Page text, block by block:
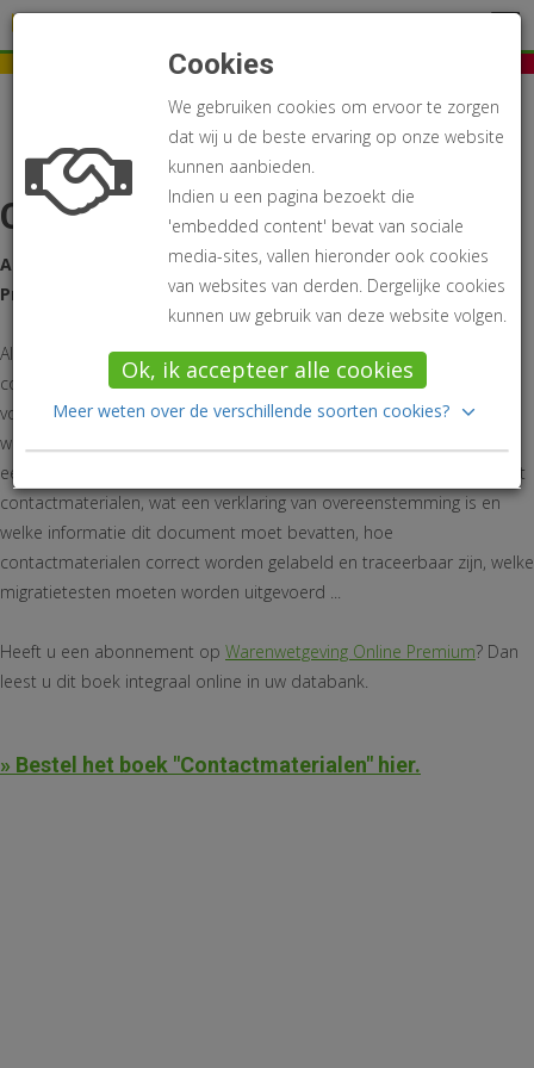
Inloggen
Interessante publicaties Contactmaterialen
Contactmaterialen
Auteur:
Notebaert Eveline
Prijs:
Alle materialen en voorwerpen bestemd om met levensmiddelen in
contact te komen, mogen geen nefaste invloeden vertonen naar
voeding toe. De voornaamste vereisten die hiervoor in de geldende
wetgeving in het leven zijn geroepen, werden in dit praktijkboek op
een rijtje gezet. Er wordt uitgelegd hoe moet worden omgegaan met
contactmaterialen, wat een verklaring van overeenstemming is en
welke informatie dit document moet bevatten, hoe
contactmaterialen correct worden gelabeld en traceerbaar zijn, welke
migratietesten moeten worden uitgevoerd ...
Heeft u een abonnement op Warenwetgeving Online Premium? Dan
leest u dit boek integraal online in uw databank.
» Bestel het boek "Contactmaterialen" hier.
Cookies
We gebruiken cookies om ervoor te zorgen
dat wij u de beste ervaring op onze website
kunnen aanbieden.
Indien u een pagina bezoekt die
'embedded content' bevat van sociale
media-sites, vallen hieronder ook cookies
van websites van derden. Dergelijke cookies
kunnen uw gebruik van deze website volgen.
Ok, ik accepteer alle cookies
Meer weten over de verschillende soorten cookies?